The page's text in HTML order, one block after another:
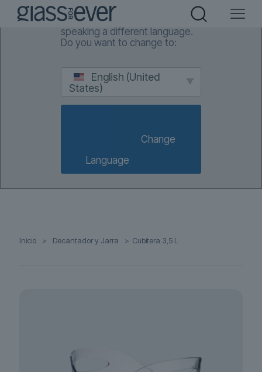
We've detected you might be
speaking a different language.
Do you want to change to:
English (United
States)
Language
Inicio > Decantador y Jarra > Cubitera 3,5 L